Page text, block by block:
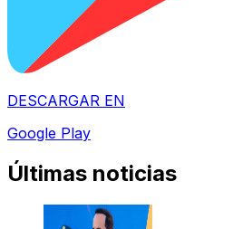
DESCARGAR EN
Google Play
Últimas noticias